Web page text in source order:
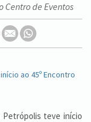
Centro de Eventos
Petrópolis teve início